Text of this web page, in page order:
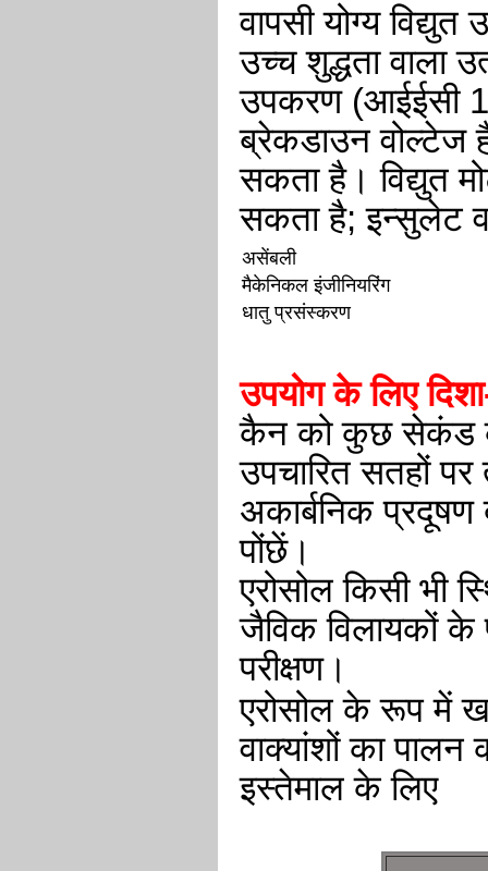
वापसी योग्य
उच्च शुद्धता वाला
उपकरण (आईईसी
ब्रेकडाउन वोल्टेज
सकता है। विद्युत
सकता है; इन्सुलेट
असेंबली
मैकेनिकल इंजीनियरिंग
धातु प्रसंस्करण
उपयोग के लिए
कैन को कुछ सेकंड
उपचारित सतहों
अकार्बनिक
पोंछें।
एरोसोल किसी भी
जैविक विलायकों के
परीक्षण।
एरोसोल के रूप में
वाक्यांशों का
इस्तेमाल के लिए